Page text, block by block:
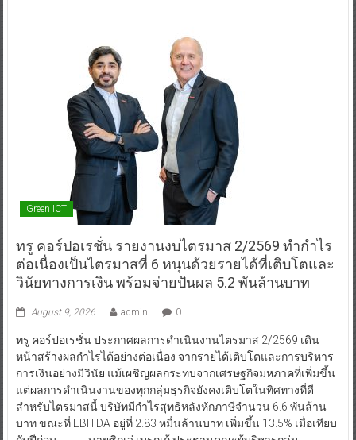
ทรู คอร์ปอเรชั่น รายงานงบไตรมาส 2/2569 ทำกำไร
ต่อเนื่องเป็นไตรมาสที่ 6 หนุนด้วยรายได้ที่เติบโตและ
วินัยทางการเงิน พร้อมจ่ายปันผล 5.2 พันล้านบาท
หน้าสร้างผลกำไรได้อย่างต่อเนื่อง จากรายได้เติบโตและการบริหาร
การเงินอย่างมีวินัย แม้เผชิญผลกระทบจากเศรษฐกิจมหภาคที่เพิ่มขึ้น
แต่ผลการดำเนินงานของทุกกลุ่มธุรกิจยังคงเติบโตในทิศทางที่ดี
สำหรับไตรมาสนี้ บริษัทมีกำไรสุทธิหลังหักภาษีจำนวน 6.6 พันล้าน
บาท ขณะที่ EBITDA อยู่ที่ 2.83 หมื่นล้านบาท เพิ่มขึ้น 13.5% เมื่อเทียบ
กับปีก่อน นายซิกเว่ เบรกเก้ ประธานคณะผู้บริหารกลุ่ม